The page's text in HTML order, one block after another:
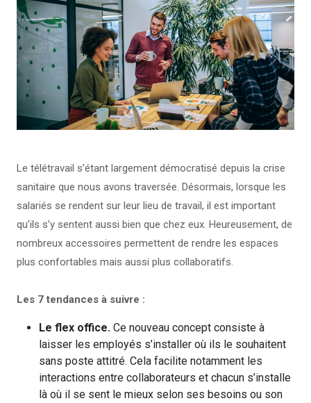
Le télétravail s’étant largement démocratisé depuis la crise
sanitaire que nous avons traversée. Désormais, lorsque les
salariés se rendent sur leur lieu de travail, il est important
qu’ils s’y sentent aussi bien que chez eux. Heureusement, de
nombreux accessoires permettent de rendre les espaces
plus confortables mais aussi plus collaboratifs.
Les 7 tendances à suivre :
Le flex office. Ce nouveau concept consiste à
laisser les employés s’installer où ils le souhaitent
sans poste attitré. Cela facilite notamment les
interactions entre collaborateurs et chacun s’installe
là où il se sent le mieux selon ses besoins ou son